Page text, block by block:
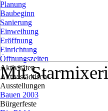
Planung
Baubeginn
Sanierung
Einweihung
Eröffnung
Einrichtung
Öffnungszeiten
Aktivitäten▼
Aktiv städtisch▼
Ausstellungen
Bauen 2003
Bürgerfeste
Mit